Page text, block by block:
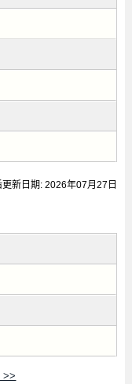
更新日期: 2026年07月27日
>>